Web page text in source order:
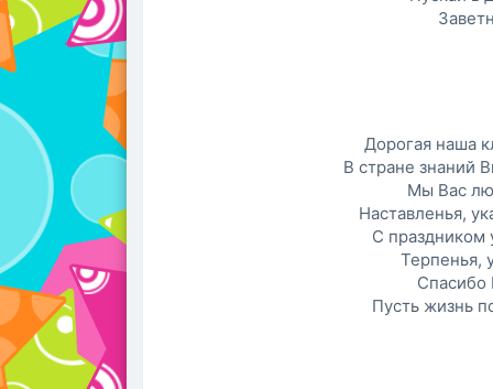
Дорогая наша
В стране знаний
Мы Вас
Наставленья,
С праздником
Терпенья,
Спасибо
Пусть жизнь